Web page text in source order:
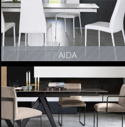
AIDA
ZOBACZ PRODUKT